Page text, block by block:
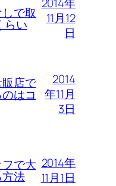
で取
らい
11月12
日
店で
はコ
2014
年11月
3日
で大
法
2014年
11月1日